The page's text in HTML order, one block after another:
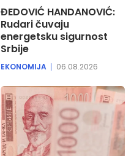
ĐEDOVIĆ HANDANOVIĆ:
Rudari čuvaju
energetsku sigurnost
Srbije
EKONOMIJA 06.08.2026